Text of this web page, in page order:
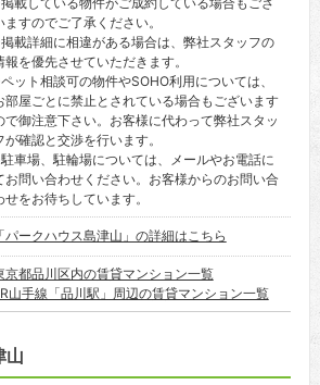
ますのでご了承ください。
載詳細に相違がある場合は、弊社スタッフの
報を優先させていただきます。
ット相談可の物件やSOHO利用については、
部屋ごとに禁止とされている場合もございます
で御注意下さい。お客様に代わって弊社スタッ
が確認と交渉を行います。
車場、駐輪場については、メールやお電話に
お問い合わせください。お客様からのお問い合
せをお待ちしています。
「パークハウス島津山」の詳細はこちら
京都品川区内の賃貸マンション一覧
山手線「品川駅」周辺の賃貸マンション一覧
山